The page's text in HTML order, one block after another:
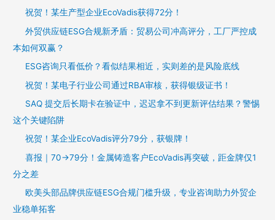
祝贺！某生产型企业EcoVadis获得72分！
外贸供应链ESG合规新矛盾：贸易公司冲高评分，工厂严控成
本如何双赢？
ESG咨询只看低价？看似结果相近，实则差的是风险底线
祝贺！某电子行业公司通过RBA审核，获得银级证书！
SAQ 提交后长期卡在验证中，迟迟拿不到更新评估结果？警惕
这个关键陷阱
祝贺！某企业EcoVadis评分79分，获银牌！
喜报｜70→79分！金属铸造客户EcoVadis再突破，距金牌仅1
分之差
欧美头部品牌供应链ESG合规门槛升级，专业咨询助力外贸企
业稳单拓客